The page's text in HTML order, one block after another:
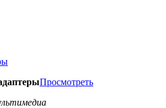
Просмотреть